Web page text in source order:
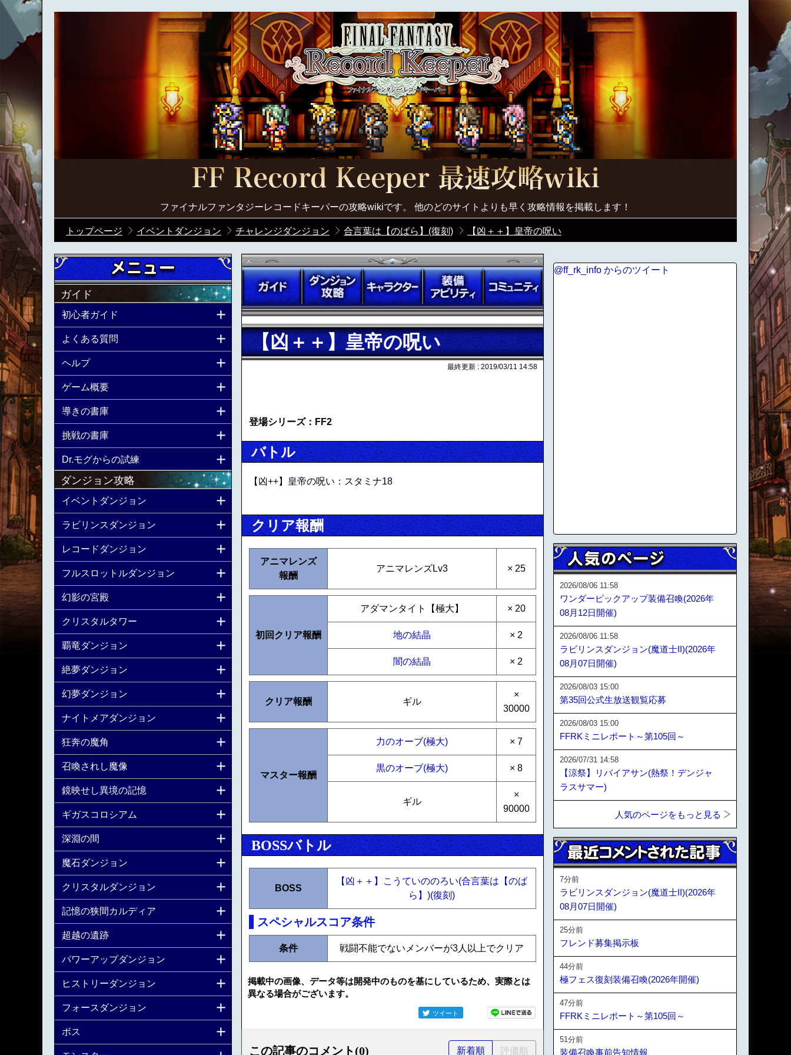
ファイナルファンタジーレコードキーパーの攻略wikiです。 他のどのサイトよりも早く攻略情報を掲載します！
トップページ イベントダンジョン チャレンジダンジョン 合言葉は【のばら】(復刻) 【凶＋＋】皇帝の呪い
【凶＋＋】皇帝の呪い
最終更新 : 2019/03/11 14:58
登場シリーズ：FF2
バトル
【凶++】皇帝の呪い：スタミナ18
クリア報酬
アニマレンズ
報酬
アニマレンズLv3 × 25
初回クリア報酬
アダマンタイト【極大】 × 20
地の結晶 × 2
闇の結晶 × 2
クリア報酬 ギル
×
30000
マスター報酬
力のオーブ(極大) × 7
黒のオーブ(極大) × 8
ギル
×
90000
BOSSバトル
BOSS
【凶＋＋】こうていののろい(合言葉は【のば
ら】)(復刻)
スペシャルスコア条件
条件 戦闘不能でないメンバーが3人以上でクリア
掲載中の画像、データ等は開発中のものを基にしているため、実際とは
異なる場合がございます。
ツイート
この記事のコメント(0) 新着順 評価順
ガイド
初心者ガイド
よくある質問
ヘルプ
ゲーム概要
導きの書庫
挑戦の書庫
Dr.モグからの試練
ダンジョン攻略
イベントダンジョン
ラビリンスダンジョン
レコードダンジョン
フルスロットルダンジョン
幻影の宮殿
クリスタルタワー
覇竜ダンジョン
絶夢ダンジョン
幻夢ダンジョン
ナイトメアダンジョン
狂奔の魔角
召喚されし魔像
鏡映せし異境の記憶
ギガスコロシアム
深淵の間
魔石ダンジョン
クリスタルダンジョン
記憶の狭間カルディア
超越の遺跡
パワーアップダンジョン
ヒストリーダンジョン
フォースダンジョン
ボス
@ff_rk_info からのツイート
2026/08/06 11:58
ワンダーピックアップ装備召喚(2026年
08月12日開催)
2026/08/06 11:58
ラビリンスダンジョン(魔道士II)(2026年
08月07日開催)
2026/08/03 15:00
第35回公式生放送観覧応募
2026/08/03 15:00
FFRKミニレポート～第105回～
2026/07/31 14:58
【涼祭】リバイアサン(熱祭！デンジャ
ラスサマー)
人気のページをもっと見る
7分前
ラビリンスダンジョン(魔道士II)(2026年
08月07日開催)
25分前
フレンド募集掲示板
44分前
極フェス復刻装備召喚(2026年開催)
47分前
FFRKミニレポート～第105回～
51分前
装備召喚事前告知情報